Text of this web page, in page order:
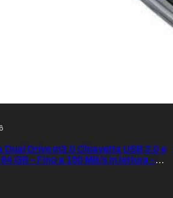
Dual Drive m3.0 Chiavetta USB 3.0 e
GB – Fino a 150 MB/s in lettura –